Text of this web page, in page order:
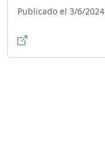
Publicado el 3/6/2024